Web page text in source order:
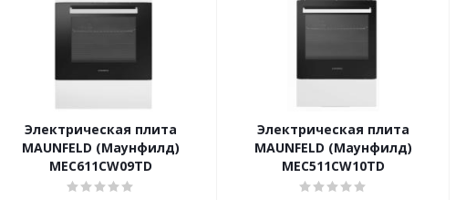
Электрическая плита
MAUNFELD (Маунфилд)
MEC611CW09TD
Электрическая плита
MAUNFELD (Маунфилд)
MEC511CW10TD